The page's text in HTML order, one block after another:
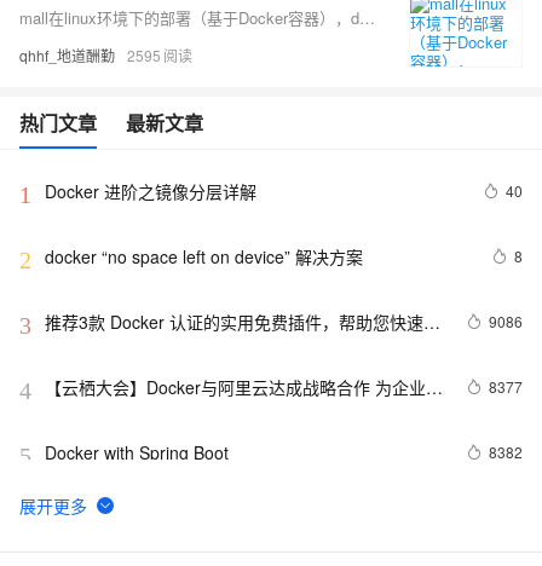
mall在linux环境下的部署（基于Docker容器），docker安装mysql、redis、nginx、rabbitmq、elasticsearch、logstash、kibana、mongodb、minio详细教程，拉取镜像、运行容器
qhhf_地道酬勤 2595
热门文章 最新文章
1 Docker 进阶之镜像分层详解 40
2 docker “no space left on device” 解决方案 8
3 推荐3款 Docker 认证的实用免费插件，帮助您快速构
9086
4
【云栖大会】Docker与阿里云达成战略合作 为企业级
8377
5 Docker with Spring Boot 8382
6 Docker镜像：Ubuntu支持systemctl、SSH和VNC